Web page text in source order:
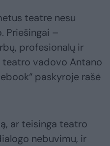
teatre nesu
Priešingai –
profesionalų ir
teatro vadovo Antano
paskyroje rašė
ar teisinga teatro
nebuvimu, ir